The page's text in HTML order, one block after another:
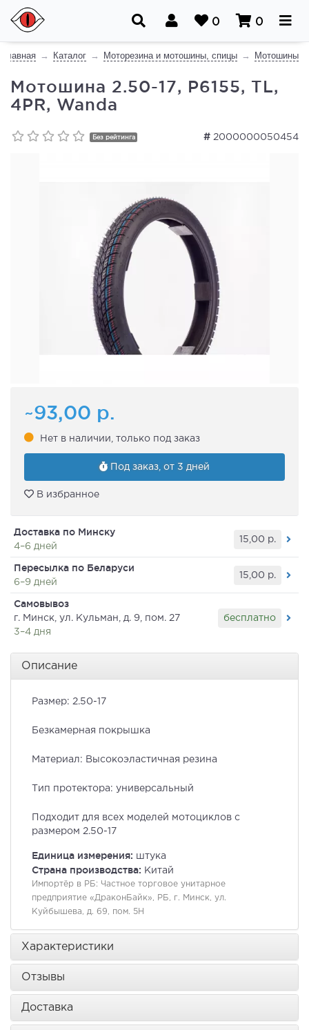
0 0
Главная Каталог Моторезина и мотошины, спицы Мотошины
Мотошина 2.50-17, P6155, TL,
4PR, Wanda
# 2000000050454
Без рейтинга
~93,00 р.
Нет в наличии, только под заказ
Под заказ, от 3 дней
В избранное
Доставка по Минску
4–6 дней
15,00 р.
Пересылка по Беларуси
6–9 дней
15,00 р.
Самовывоз
г. Минск, ул. Кульман, д. 9, пом. 27
3–4 дня
бесплатно
Описание
Размер: 2.50-17
Безкамерная покрышка
Материал: Высокоэластичная резина
Тип протектора: универсальный
Подходит для всех моделей мотоциклов с
размером 2.50-17
Единица измерения: штука
Страна производства: Китай
Импортёр в РБ: Частное торговое унитарное
предприятие «ДраконБайк», РБ, г. Минск, ул.
Куйбышева, д. 69, пом. 5Н
Характеристики
Отзывы
Доставка